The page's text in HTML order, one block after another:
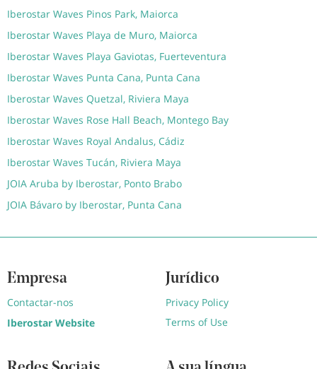
Iberostar Waves Pinos Park, Maiorca
Iberostar Waves Playa de Muro, Maiorca
Iberostar Waves Playa Gaviotas, Fuerteventura
Iberostar Waves Punta Cana, Punta Cana
Iberostar Waves Quetzal, Riviera Maya
Iberostar Waves Rose Hall Beach, Montego Bay
Iberostar Waves Royal Andalus, Cádiz
Iberostar Waves Tucán, Riviera Maya
JOIA Aruba by Iberostar, Ponto Brabo
JOIA Bávaro by Iberostar, Punta Cana
Empresa
Contactar-nos
Iberostar Website
Jurídico
Privacy Policy
Terms of Use